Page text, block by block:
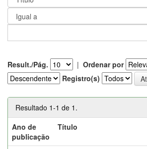
Result./Pág. | Ordenar por
Registro(s)
Resultado 1-1 de 1.
Ano de
publicação
Título